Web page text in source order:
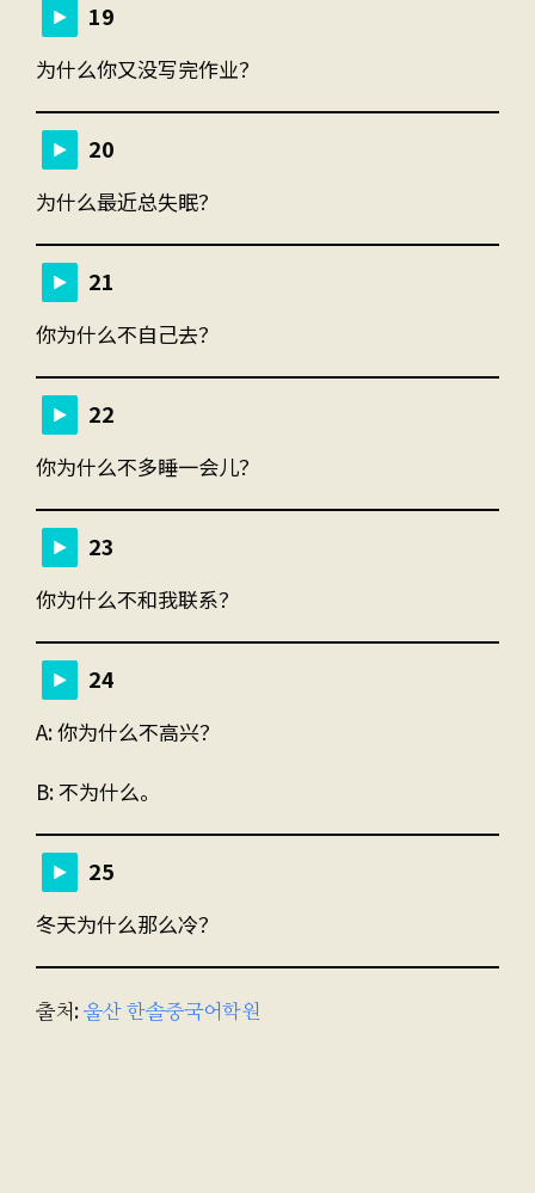
19
为什么你又没写完作业？
20
为什么最近总失眠？
21
你为什么不自己去？
22
你为什么不多睡一会儿？
23
你为什么不和我联系？
24
A: 你为什么不高兴？
B: 不为什么。
25
冬天为什么那么冷？
출처:울산 한솔중국어학원